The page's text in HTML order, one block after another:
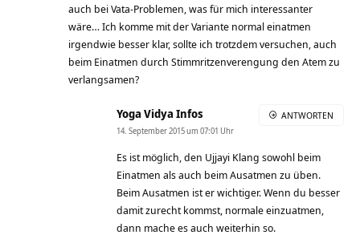
auch bei Vata-Problemen, was für mich interessanter
wäre… Ich komme mit der Variante normal einatmen
irgendwie besser klar, sollte ich trotzdem versuchen, auch
beim Einatmen durch Stimmritzenverengung den Atem zu
verlangsamen?
Yoga Vidya Infos
14. September 2015 um 07:01 Uhr
Es ist möglich, den Ujjayi Klang sowohl beim
Einatmen als auch beim Ausatmen zu üben.
Beim Ausatmen ist er wichtiger. Wenn du besser
damit zurecht kommst, normale einzuatmen,
dann mache es auch weiterhin so.
ANTWORTEN